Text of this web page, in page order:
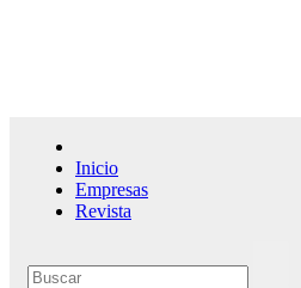
Inicio
Empresas
Revista